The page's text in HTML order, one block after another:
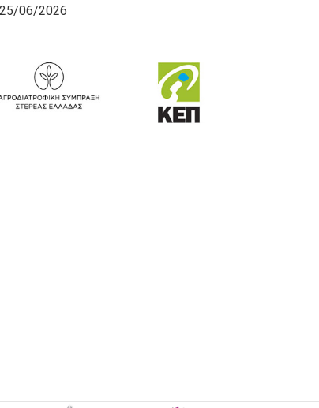
25/06/2026